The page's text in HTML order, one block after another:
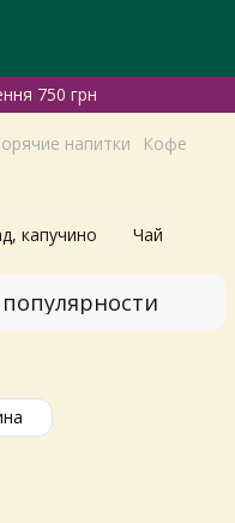
750 грн
напитки Кофе
капучино Чай